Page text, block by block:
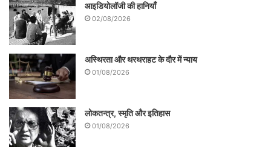
आइडियोलॉजी की हानियाँ
02/08/2026
अस्थिरता और थरथराहट के दौर में न्याय
01/08/2026
लोकतन्त्र, स्मृति और इतिहास
01/08/2026